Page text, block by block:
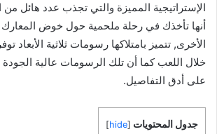
الإستراتيجية المميزة والتي تجذب عدد هائل من
أنها تأخذك في رحلة ملحمية حول خوض المعارك
الأخرى, تتميز بامتلاكها رسومات ثلاثية الأبعاد
خلال اللعب كما أن تلك الرسومات عالية الجودة
على أدق التفاصيل.
جدول المحتويات [
hide
]